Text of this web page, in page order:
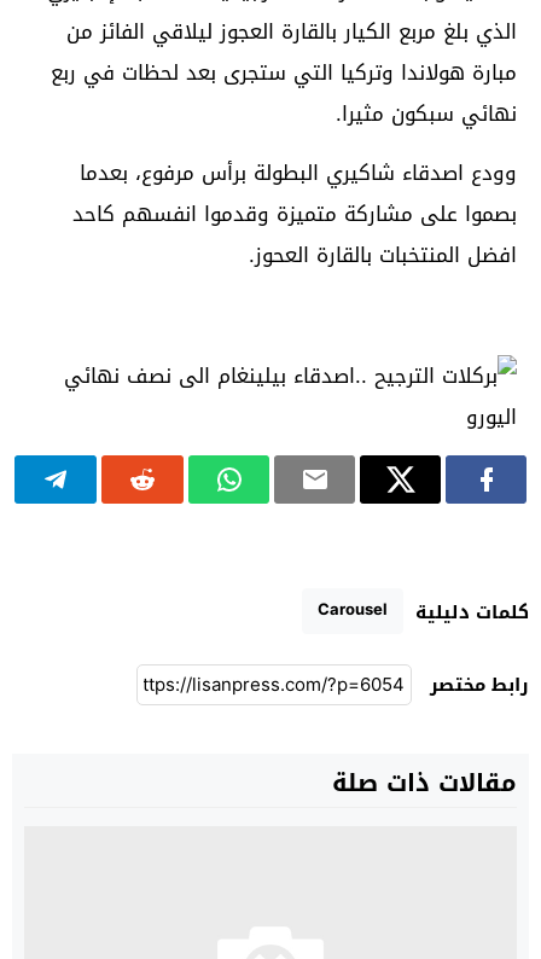
الذي بلغ مربع الكيار بالقارة العجوز ليلاقي الفائز من
مبارة هولاندا وتركيا التي ستجرى بعد لحظات في ربع
نهائي سبكون مثيرا.
وودع اصدقاء شاكيري البطولة برأس مرفوع، بعدما
بصموا على مشاركة متميزة وقدموا انفسهم كاحد
افضل المنتخبات بالقارة العحوز.
كلمات دليلية Carousel
رابط مختصر
مقالات ذات صلة